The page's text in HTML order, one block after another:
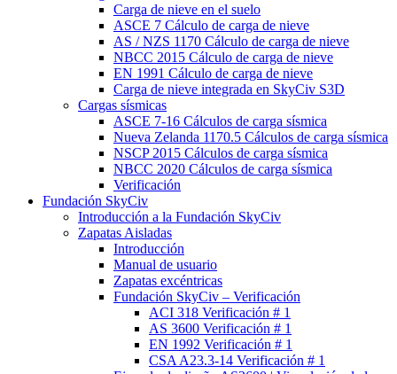
Carga de nieve en el suelo
ASCE 7 Cálculo de carga de nieve
AS / NZS 1170 Cálculo de carga de nieve
NBCC 2015 Cálculo de carga de nieve
EN 1991 Cálculo de carga de nieve
Carga de nieve integrada en SkyCiv S3D
Cargas sísmicas
ASCE 7-16 Cálculos de carga sísmica
Nueva Zelanda 1170.5 Cálculos de carga sísmica
NSCP 2015 Cálculos de carga sísmica
NBCC 2020 Cálculos de carga sísmica
Verificación
Fundación SkyCiv
Introducción a la Fundación SkyCiv
Zapatas Aisladas
Introducción
Manual de usuario
Zapatas excéntricas
Fundación SkyCiv – Verificación
ACI 318 Verificación # 1
AS 3600 Verificación # 1
EN 1992 Verificación # 1
CSA A23.3-14 Verificación # 1